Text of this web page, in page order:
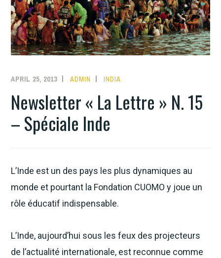
APRIL 25, 2013 ADMIN INDIA
Newsletter « La Lettre » N. 15
– Spéciale Inde
L’Inde est un des pays les plus dynamiques au
monde et pourtant la Fondation CUOMO y joue un
rôle éducatif indispensable.
L’Inde, aujourd’hui sous les feux des projecteurs
de l’actualité internationale, est reconnue comme